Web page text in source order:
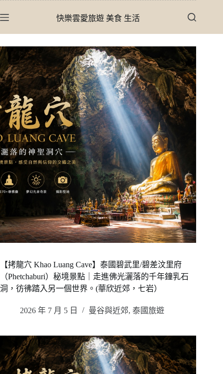
至
內
容
快樂雲愛旅遊 美食 生活
【拷龍穴 Khao Luang Cave】泰國碧武里/碧差汶里府
（Phetchaburi）秘境景點｜走進佛光灑落的千年鐘乳石
洞，彷彿踏入另一個世界。(華欣近郊，七岩）
2026 年 7 月 5 日 曼谷與近郊, 泰國旅遊